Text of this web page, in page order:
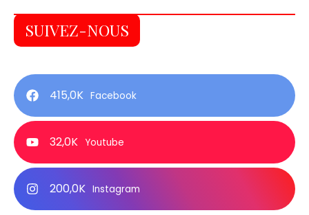
SUIVEZ-NOUS
415,0K Facebook
32,0K Youtube
200,0K Instagram